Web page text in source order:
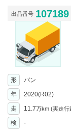
出品番号 107189
形 バン
年
2020(R02)
走 11.7万km (実走行
検
-